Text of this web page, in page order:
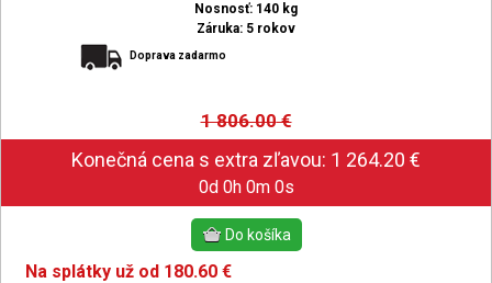
Nosnosť: 140 kg
Záruka: 5 rokov
Doprava zadarmo
1 806.00€
0d 0h 0m 0s
Na splátky už od 180.60 €